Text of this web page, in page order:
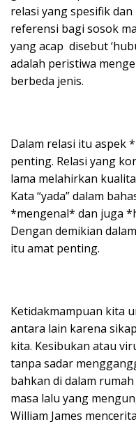
relasi yang spesifik
referensi bagi sosok
yang acap disebut
adalah peristiwa
berbeda jenis.
Dalam relasi itu aspek
penting. Relasi yang
lama melahirkan
Kata “yada” dalam
*mengenal* dan juga
Dengan demikian
itu amat penting.
Ketidakmampuan kita
antara lain karena
kita. Kesibukan atau
tanpa sadar
bahkan di dalam
masa lalu yang
William James